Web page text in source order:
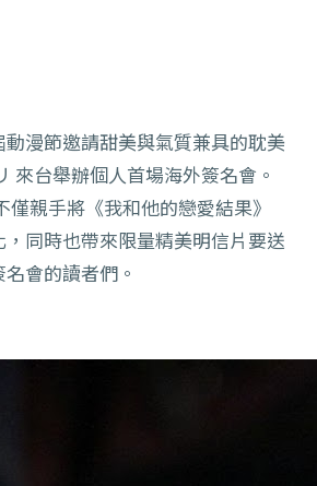
漫節邀請甜美與氣質兼具的耽美
來台舉辦個人首場海外簽名會。
僅親手將《我和他的戀愛結果》
同時也帶來限量精美明信片要送
會的讀者們。